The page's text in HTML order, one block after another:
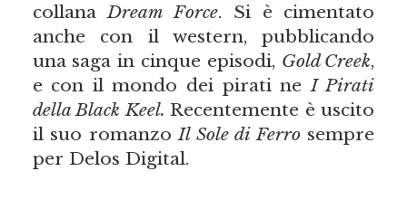
collanaDream Force. Si è cimentato
anche con il western, pubblicando
una saga in cinque episodi, Gold Creek,
e con il mondo dei pirati neI Pirati
della Black Keel. Recentemente è uscito
il suo romanzoIl Sole di Ferrosempre
per Delos Digital.